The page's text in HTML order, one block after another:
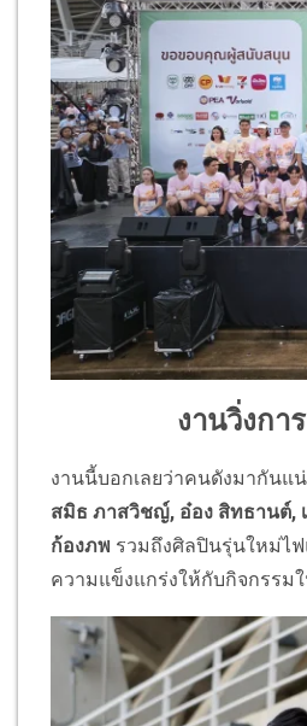
งานวิ่งกา
งานนี้บอกเลยว่าคนดังมากัน
สมิธ ภาสวิชญ์, อ๋อง สิทธานต์,
ก้องภพ รวมถึงศิลปินรุ่นใหม่ไฟ
ความแข็งแกร่งให้กับกิจกรรม